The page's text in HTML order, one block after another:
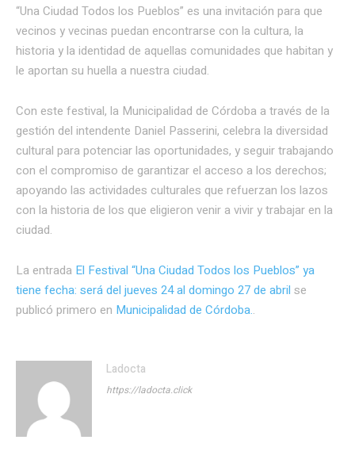
“Una Ciudad Todos los Pueblos” es una invitación para que
vecinos y vecinas puedan encontrarse con la cultura, la
historia y la identidad de aquellas comunidades que habitan y
le aportan su huella a nuestra ciudad.
Con este festival, la Municipalidad de Córdoba a través de la
gestión del intendente Daniel Passerini, celebra la diversidad
cultural para potenciar las oportunidades, y seguir trabajando
con el compromiso de garantizar el acceso a los derechos;
apoyando las actividades culturales que refuerzan los lazos
con la historia de los que eligieron venir a vivir y trabajar en la
ciudad.
La entrada El Festival “Una Ciudad Todos los Pueblos” ya
tiene fecha: será del jueves 24 al domingo 27 de abril se
publicó primero en Municipalidad de Córdoba..
Ladocta
https://ladocta.click